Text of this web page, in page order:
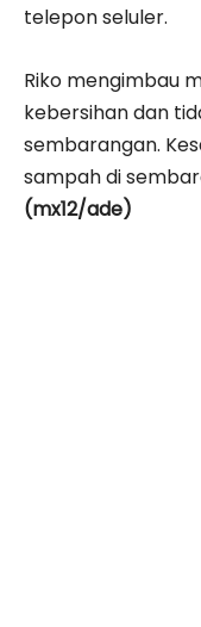
telepon seluler.
Riko mengimbau
kebersihan dan
sembarangan.
sampah di
(mx12/ade)